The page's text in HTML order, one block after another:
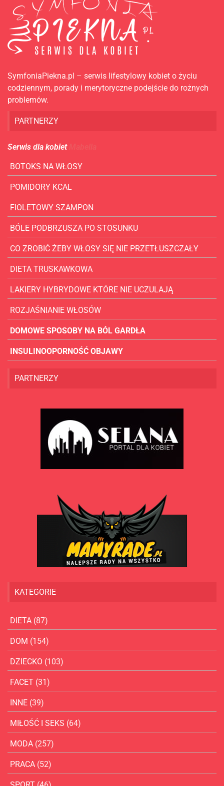
SymfoniaPiekna.pl – serwis lifestylowy kobiet o życiu
codziennym, porady i merytoryczne podejście do rożnych
problemów.
PARTNERZY
Serwis dla kobiet
BOTOKS NA WŁOSY
POMIDORY KCAL
FIOLETOWY SZAMPON
BÓLE PODBRZUSZA PO STOSUNKU
CO ZROBIĆ ŻEBY WŁOSY SIĘ NIE PRZETŁUSZCZAŁY
DIETA TRUSKAWKOWA
LAKIERY HYBRYDOWE KTÓRE NIE UCZULAJĄ
ROZJAŚNIANIE WŁOSÓW
DOMOWE SPOSOBY NA BÓL GARDŁA
INSULINOOPORNOŚĆ OBJAWY
PARTNERZY
KATEGORIE
DIETA (87)
DOM (154)
DZIECKO (103)
FACET (31)
INNE (39)
MIŁOŚĆ I SEKS (64)
MODA (257)
PRACA (52)